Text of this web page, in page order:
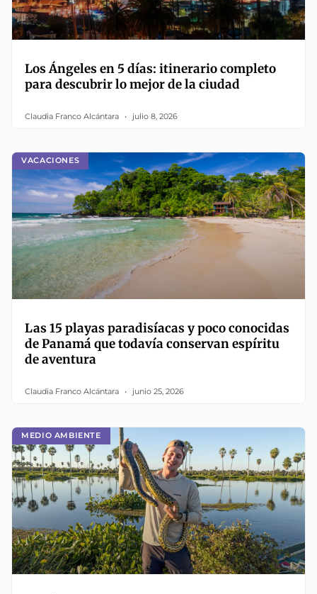
Los Ángeles en 5 días: itinerario completo
para descubrir lo mejor de la ciudad
Claudia Franco Alcántara julio 8, 2026
VACACIONES
Las 15 playas paradisíacas y poco conocidas
de Panamá que todavía conservan espíritu
de aventura
Claudia Franco Alcántara junio 25, 2026
MEDIO AMBIENTE